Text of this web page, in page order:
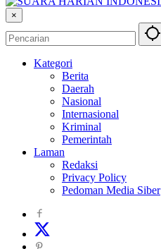
×
Kategori
Berita
Daerah
Nasional
Internasional
Kriminal
Pemerintah
Laman
Redaksi
Privacy Policy
Pedoman Media Siber